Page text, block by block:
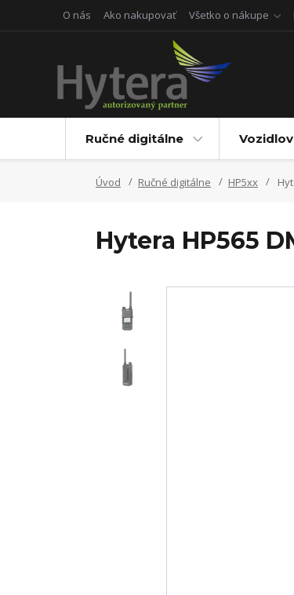
O nás Ako nakupovať Všetko o nákupe
Ručné digitálne
Úvod Ručné digitálne HP5xx
Hytera HP565